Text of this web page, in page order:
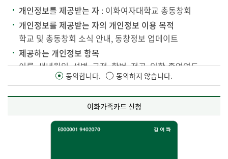
수집된 개인정보의 삭제를 원하시는 경우에는 대외협력처 담당자에
게 연락주시기 바랍니다.
- 문의:02-3277-2926/ewha21@ewha.ac.kr
개인정보를 제공받는 자 : 이화여자대학교 총동창회
개인정보를 제공받는 자의 개인정보 이용 목적
학교 및 총동창회 소식 안내, 동창정보 업데이트
제공하는 개인정보 항목
이름, 생년월일, 성별, 국적, 학번, 전공, 입학-졸업연도,
전화번호, 주소, 이메일주소, 직장정보
보유·이용 기간 : 준영구
위 개인정보는 졸업 이후 총동창회로 제공되며, 본교 개인
정보보호방침에 의해 안전하게 관리됩니다.
동의합니다. 동의하지 않습니다.
이화가족카드 신청